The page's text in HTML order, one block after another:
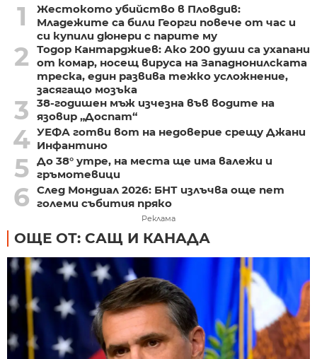
1
Жестокото убийство в Пловдив:
Младежите са били Георги повече от час и
си купили дюнери с парите му
2
Тодор Кантарджиев: Ако 200 души са ухапани
от комар, носещ вируса на Западнонилската
треска, един развива тежко усложнение,
засягащо мозъка
3
38-годишен мъж изчезна във водите на
язовир „Доспат“
4 УЕФА готви вот на недоверие срещу Джани
Инфантино
5 До 38° утре, на места ще има валежи и
гръмотевици
6 След Мондиал 2026: БНТ излъчва още пет
големи събития пряко
Реклама
ОЩЕ ОТ: САЩ И КАНАДА